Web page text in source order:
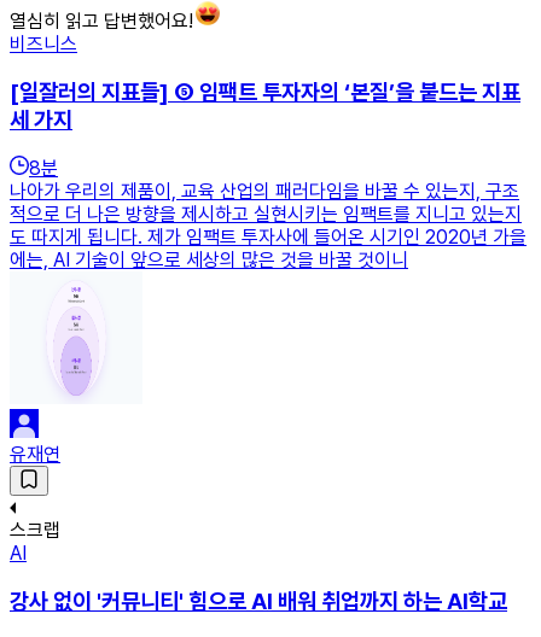
열심히 읽고 답변했어요!
비즈니스
[일잘러의 지표들] ⑤ 임팩트 투자자의 ‘본질’을 붙드는 지표
세 가지
8분
나아가 우리의 제품이, 교육 산업의 패러다임을 바꿀 수 있는지, 구조
적으로 더 나은 방향을 제시하고 실현시키는 임팩트를 지니고 있는지
도 따지게 됩니다. 제가 임팩트 투자사에 들어온 시기인 2020년 가을
에는, AI 기술이 앞으로 세상의 많은 것을 바꿀 것이니
유재연
스크랩
AI
강사 없이 '커뮤니티' 힘으로 AI 배워 취업까지 하는 AI학교